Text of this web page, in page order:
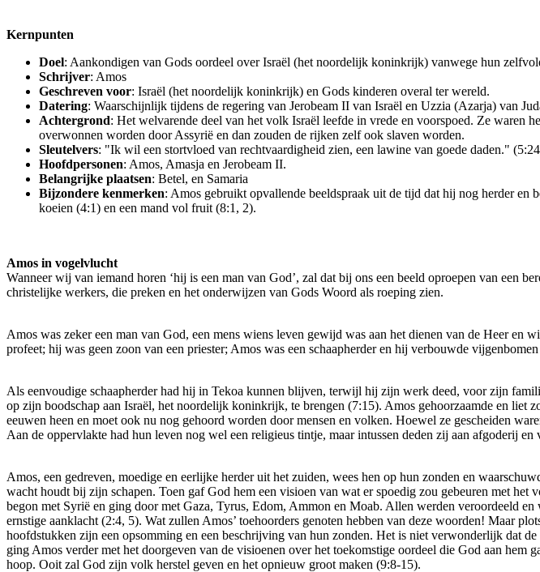
Kernpunten
Doel: Aankondigen van Gods oordeel over Israël (het noordelijk koninkrijk) vanwege hun
Schrijver: Amos
Geschreven voor: Israël (het noordelijk koninkrijk) en Gods kinderen overal ter wereld.
Datering: Waarschijnlijk tijdens de regering van Jerobeam II van Israël en Uzzia (Azarja) van
Achtergrond: Het welvarende deel van het volk Israël leefde in vrede en voorspoed. Ze waren
overwonnen worden door Assyrië en dan zouden de rijken zelf ook slaven worden.
Sleutelvers: "Ik wil een stortvloed van rechtvaardigheid zien, een lawine van goede daden."
Hoofdpersonen: Amos, Amasja en Jerobeam II.
Belangrijke plaatsen: Betel, en Samaria
Bijzondere kenmerken: Amos gebruikt opvallende beeldspraak uit de tijd dat hij nog herder en
koeien (4:1) en een mand vol fruit (8:1, 2).
Amos in vogelvlucht
Wanneer wij van iemand horen ‘hij is een man van God’, zal dat bij ons een beeld oproepen van een
christelijke werkers, die preken en het onderwijzen van Gods Woord als roeping zien.
Amos was zeker een man van God, een mens wiens leven gewijd was aan het dienen van de Heer
profeet; hij was geen zoon van een priester; Amos was een schaapherder en hij verbouwde
Als eenvoudige schaapherder had hij in Tekoa kunnen blijven, terwijl hij zijn werk deed, voor zijn
op zijn boodschap aan Israël, het noordelijk koninkrijk, te brengen (7:15). Amos gehoorzaamde en liet
eeuwen heen en moet ook nu nog gehoord worden door mensen en volken. Hoewel ze gescheiden
Aan de oppervlakte had hun leven nog wel een religieus tintje, maar intussen deden zij aan afgoderij en
Amos, een gedreven, moedige en eerlijke herder uit het zuiden, wees hen op hun zonden en
wacht houdt bij zijn schapen. Toen gaf God hem een visioen van wat er spoedig zou gebeuren met
begon met Syrië en ging door met Gaza, Tyrus, Edom, Ammon en Moab. Allen werden veroordeeld
ernstige aanklacht (2:4, 5). Wat zullen Amos’ toehoorders genoten hebben van deze woorden! Maar
hoofdstukken zijn een opsomming en een beschrijving van hun zonden. Het is niet verwonderlijk dat
ging Amos verder met het doorgeven van de visioenen over het toekomstige oordeel die God aan
hoop. Ooit zal God zijn volk herstel geven en het opnieuw groot maken (9:8-15).